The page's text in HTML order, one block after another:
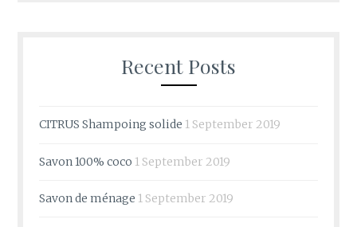
Recent Posts
CITRUS Shampoing solide 1 September 2019
Savon 100% coco 1 September 2019
Savon de ménage 1 September 2019